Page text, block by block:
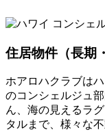
住居物件（長期
ホアロハクラブは
のコンシェルジュ
ん、海の見えるラ
タルまで、様々な